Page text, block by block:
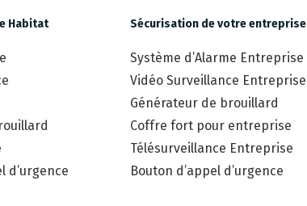
Habitat
d’urgence
Sécurisation de votre entreprise
Système d’Alarme Entreprise
Vidéo Surveillance Entreprise
Générateur de brouillard
Coffre fort pour entreprise
Télésurveillance Entreprise
Bouton d’appel d’urgence